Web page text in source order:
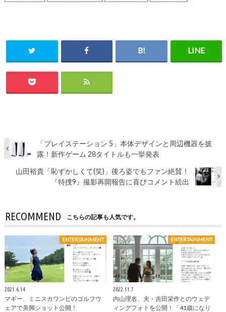
「プレイステーション 5」本体デザインと周辺機器を披
露！新作ゲーム 28タイトルも一挙発表
山田裕貴「恥ずかしくて(笑)」後ろ姿でもファン絶賛！
『特捜9』撮影再開報告に喜びコメント続出
RECOMMEND こちらの記事も人気です。
ENTERTAINMENT
2021.6.14
マギー、ミニスカワンピのゴルフウ
ェアで美脚ショット公開！
ENTERTAINMENT
2022.11.7
内山理名、夫・吉田栄作とのウェデ
ィングフォトを公開！「41歳になり